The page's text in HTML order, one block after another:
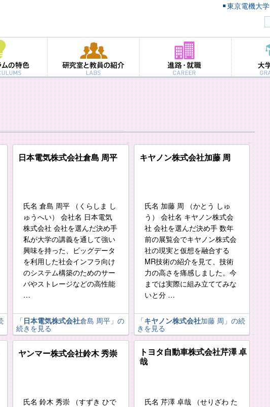
東京電機大学
日本電気株式会社倉島 周平
氏名 倉島 周平 （くらしま し
ゅうへい） 会社名 日本電気
株式会社 会社を選んだ決め手
私が大学の講義を通して強い
興味を持った、ビッグデータ
を利用した社会インフラ向け
のシステム構築のためのサー
バやストレージなどの高性能
…
「日本電気株式会社倉島 周平」の
続きを見る
キヤノン株式会社加藤 周
氏名 加藤 周 （かとう しゅ
う） 会社名 キヤノン株式会
社 会社を選んだ決め手 数年
前の展覧会でキヤノン株式会
社の現実と仮想を融合する
MR技術の紹介を見て、技術
力の高さを痛感しました。今
までは実際に組み立ててみな
いと分 …
「キヤノン株式会社加藤 周 」の続
きを見る
ヤンマー株式会社鈴木 秀崇
氏名 鈴木 秀崇 （すずき ひで
トヨタ自動車株式会社芹澤 卓
哉
氏名 芹澤 卓哉 （せりざわ た